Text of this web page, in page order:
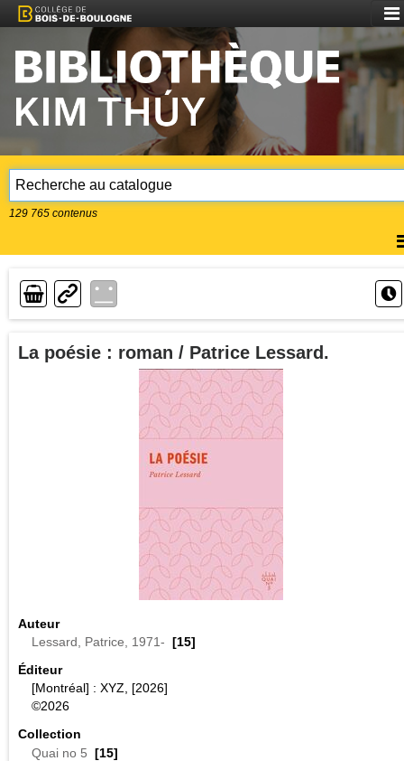
le
129 765 contenus
Lien
La poésie : roman / Patrice Lessard.
Auteur
Lessard, Patrice, 1971- [15]
Éditeur
[Montréal] : XYZ, [2026]
©2026
Collection
Quai no 5 [15]